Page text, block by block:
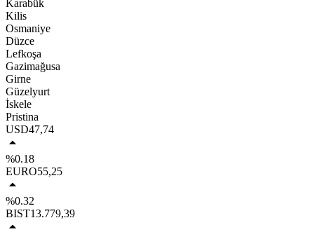
Karabük
Kilis
Osmaniye
Düzce
Lefkoşa
Gazimağusa
Girne
Güzelyurt
İskele
Pristina
USD47,74
%0.18
EURO55,25
%0.32
BIST13.779,39